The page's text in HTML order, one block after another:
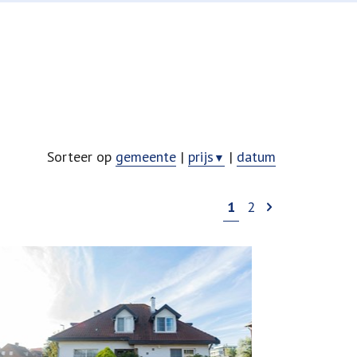
Sorteer op gemeente | prijs ▼ | datum
1 2